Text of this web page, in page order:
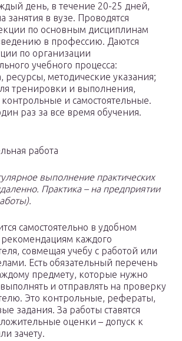
день, в течение 20-25 дней,
занятия в вузе. Проводятся
по основным дисциплинам
в профессию. Даются
по организации
учебного процесса:
ресурсы, методические указания;
тренировки и выполнения,
контрольные и самостоятельные.
раз за все время обучения.
работа
выполнение практических
Практика – на предприятии
самостоятельно в удобном
каждого
совмещая учебу с работой или
Есть обязательный перечень
предмету, которые нужно
и отправлять на проверку
Это контрольные, рефераты,
задания. За работы ставятся
оценки – допуск к
зачету.